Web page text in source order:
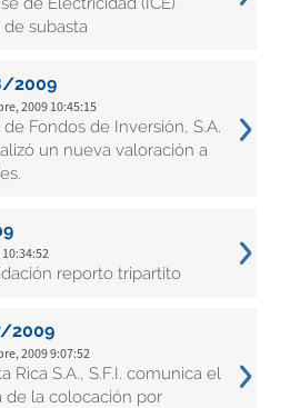
subasta
2009
2009 10:45:15
Fondos de Inversión, S.A.
un nueva valoración a
reporto tripartito
2009
2009 9:07:52
Rica S.A., S.F.I. comunica el
de la colocación por